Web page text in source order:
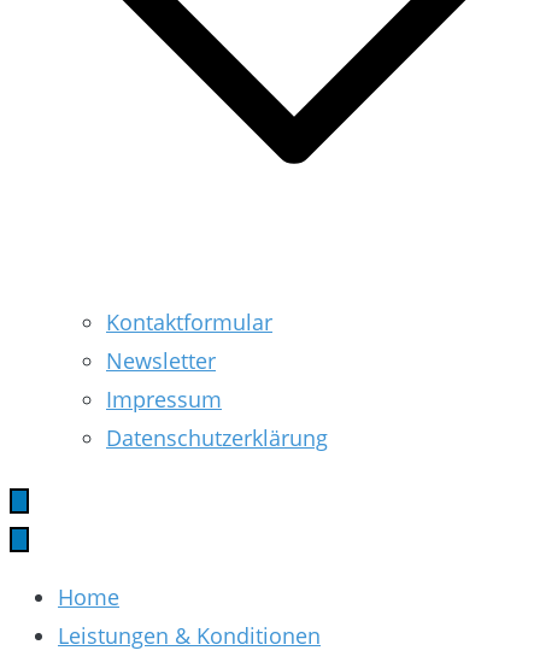
Kontaktformular
Newsletter
Impressum
Datenschutzerklärung
Home
Leistungen & Konditionen